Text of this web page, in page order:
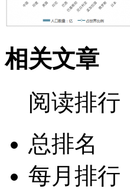
相关文章
阅读排行
总排名
每月排行